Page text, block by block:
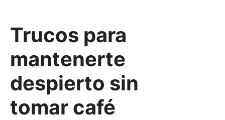
Trucos para
mantenerte
despierto sin
tomar café